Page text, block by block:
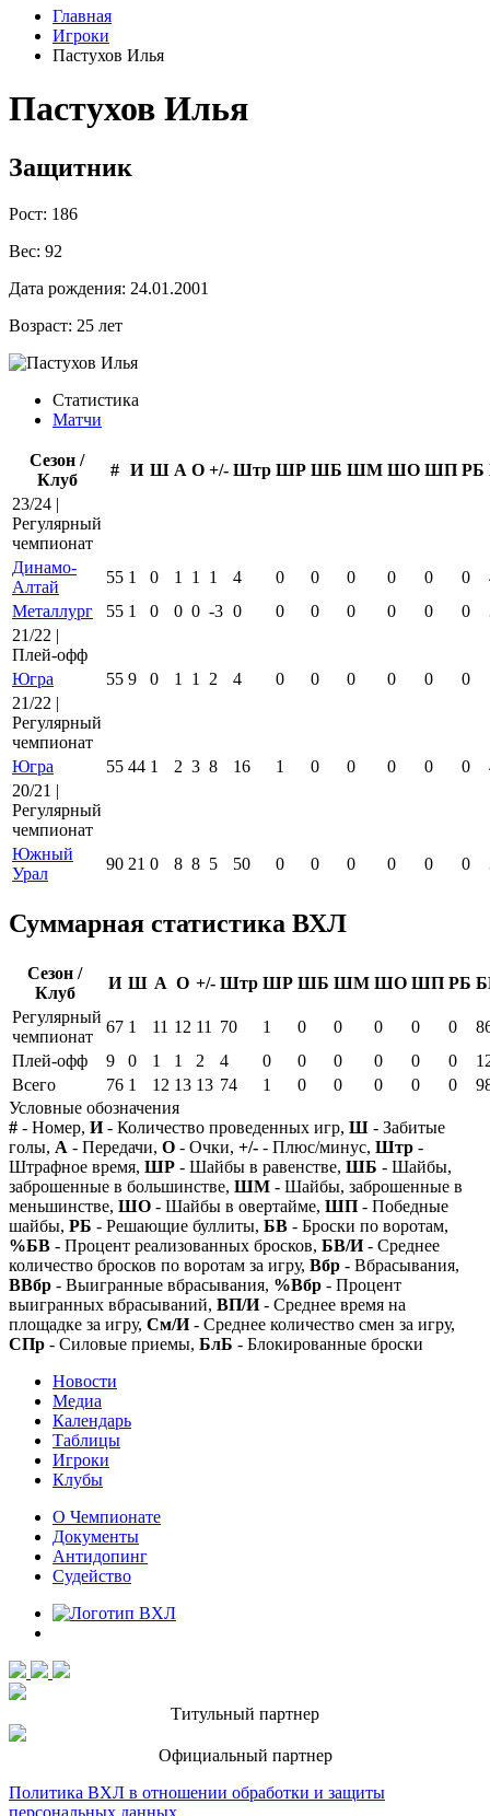
Главная
Игроки
Пастухов Илья
Пастухов Илья
Защитник
Рост: 186
Вес: 92
Дата рождения: 24.01.2001
Возраст: 25 лет
Статистика
Матчи
Сезон /
Клуб
# И Ш А О +/- Штр ШР ШБ ШМ ШО ШП РБ
23/24 |
Регулярный
чемпионат
Динамо-
Алтай
55 1 0 1 1 1 4 0 0 0 0 0 0
Металлург
55 1 0 0 0 -3 0 0 0 0 0 0 0
21/22 |
Плей-офф
Югра
55 9 0 1 1 2 4 0 0 0 0 0 0
21/22 |
Регулярный
чемпионат
Югра
55 44 1 2 3 8 16 1 0 0 0 0 0
20/21 |
Регулярный
чемпионат
Южный
Урал
90 21 0 8 8 5 50 0 0 0 0 0 0
Суммарная статистика ВХЛ
Сезон /
Клуб
И Ш А О +/- Штр ШР ШБ ШМ ШО ШП РБ
Регулярный
чемпионат
67 1 11 12 11 70 1 0 0 0 0 0
Плей-офф
9 0 1 1 2 4 0 0 0 0 0 0
Всего
76 1 12 13 13 74 1 0 0 0 0 0
Условные обозначения
# - Номер, И- Количество проведенных игр, Ш - Забитые
голы, А - Передачи, О - Очки, +/- - Плюс/минус, Штр -
Штрафное время, ШР - Шайбы в равенстве, ШБ - Шайбы,
заброшенные в большинстве, ШМ - Шайбы, заброшенные в
меньшинстве, ШО - Шайбы в овертайме, ШП - Победные
шайбы, РБ - Решающие буллиты, БВ - Броски по воротам,
%БВ - Процент реализованных бросков, БВ/И- Среднее
количество бросков по воротам за игру, Вбр - Вбрасывания,
ВВбр - Выигранные вбрасывания, %Вбр - Процент
выигранных вбрасываний, ВП/И- Среднее время на
площадке за игру, См/И- Среднее количество смен за игру,
СПр - Силовые приемы, БлБ - Блокированные броски
Новости
Медиа
Календарь
Таблицы
Игроки
Клубы
О Чемпионате
Документы
Антидопинг
Судейство
Титульный партнер
Официальный партнер
Политика ВХЛ в отношении обработки и защиты
персональных данных